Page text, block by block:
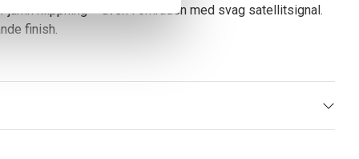
klippning – även i områden med svag satellitsignal.
finish.
insats.